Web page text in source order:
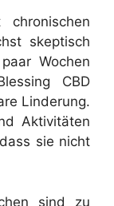
skeptisch
Wochen
CBD
Linderung.
Aktivitäten
sie nicht
sind zu